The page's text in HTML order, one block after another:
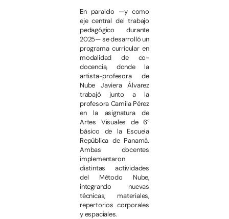
En paralelo —y como
eje central del trabajo
pedagógico durante
2025— se desarrolló un
programa curricular en
modalidad de co-
docencia, donde la
artista-profesora de
Nube Javiera Álvarez
trabajó junto a la
profesora Camila Pérez
en la asignatura de
Artes Visuales de 6°
básico de la Escuela
República de Panamá.
Ambas docentes
implementaron
distintas actividades
del Método Nube,
integrando nuevas
técnicas, materiales,
repertorios corporales
y espaciales.